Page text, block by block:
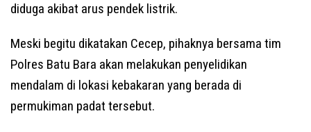
diduga akibat arus pendek listrik.
Meski begitu dikatakan Cecep, pihaknya bersama tim
Polres Batu Bara akan melakukan penyelidikan
mendalam di lokasi kebakaran yang berada di
permukiman padat tersebut.